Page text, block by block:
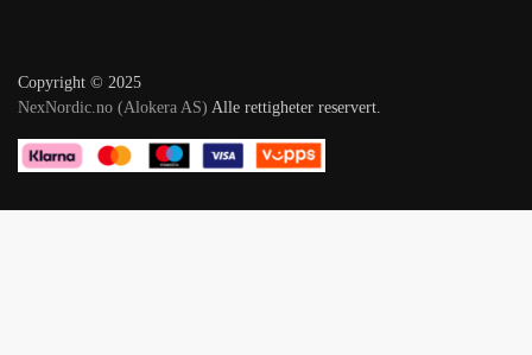
Copyright © 2025
NexNordic.no (Alokera AS) Alle rettigheter reservert.